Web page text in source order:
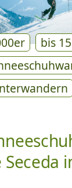
bis
Seceda